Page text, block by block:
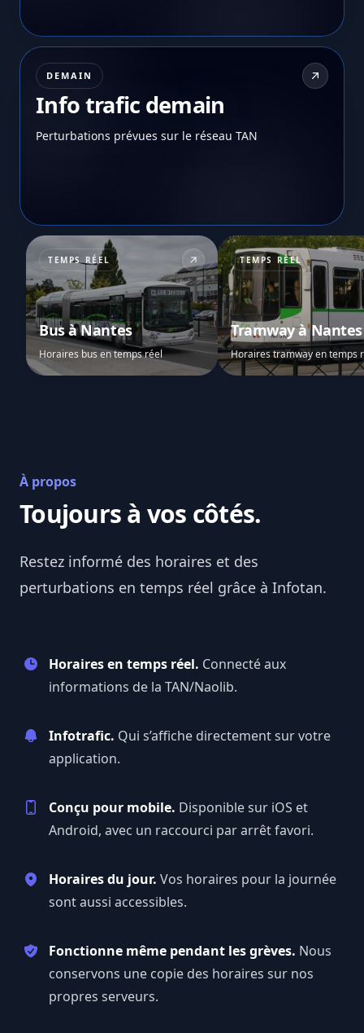
DEMAIN
Info trafic demain
Perturbations prévues sur le réseau TAN
TEMPS RÉEL
Bus à Nantes
Horaires bus en temps réel
TEMPS RÉEL
Tramway à Nantes
Horaires tramway en temps
À propos
Toujours à vos côtés.
Restez informé des horaires et des
perturbations en temps réel grâce à Infotan.
Horaires en temps réel. Connecté aux
informations de la TAN/Naolib.
Infotrafic. Qui s’affiche directement sur votre
application.
Conçu pour mobile. Disponible sur iOS et
Android, avec un raccourci par arrêt favori.
Horaires du jour. Vos horaires pour la journée
sont aussi accessibles.
Fonctionne même pendant les grèves. Nous
conservons une copie des horaires sur nos
propres serveurs.